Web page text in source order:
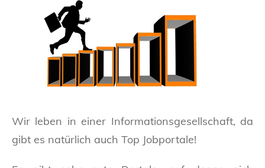
Wir leben in einer Informationsgesellschaft, da
gibt es natürlich auch Top Jobportale!